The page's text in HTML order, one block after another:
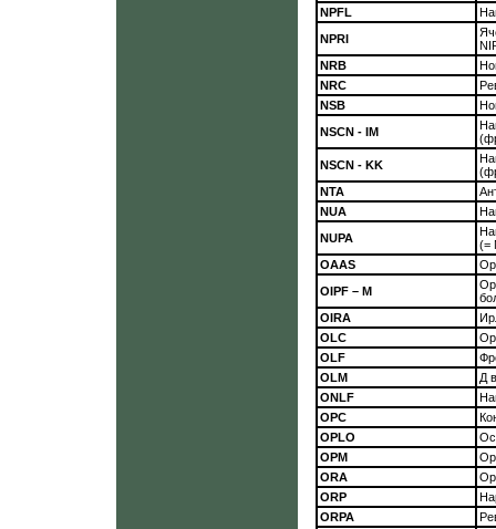
NPFL
NPRI
NRB
NRC
NSB
NSCN - IM
NSCN - KK
NTA
NUA
NUPA
(=
OAAS
OIPF – M
OIRA
OLC
OLF
OLM
Д
ONLF
OPC
OPLO
ОРМ
ORA
ORP
ORPA